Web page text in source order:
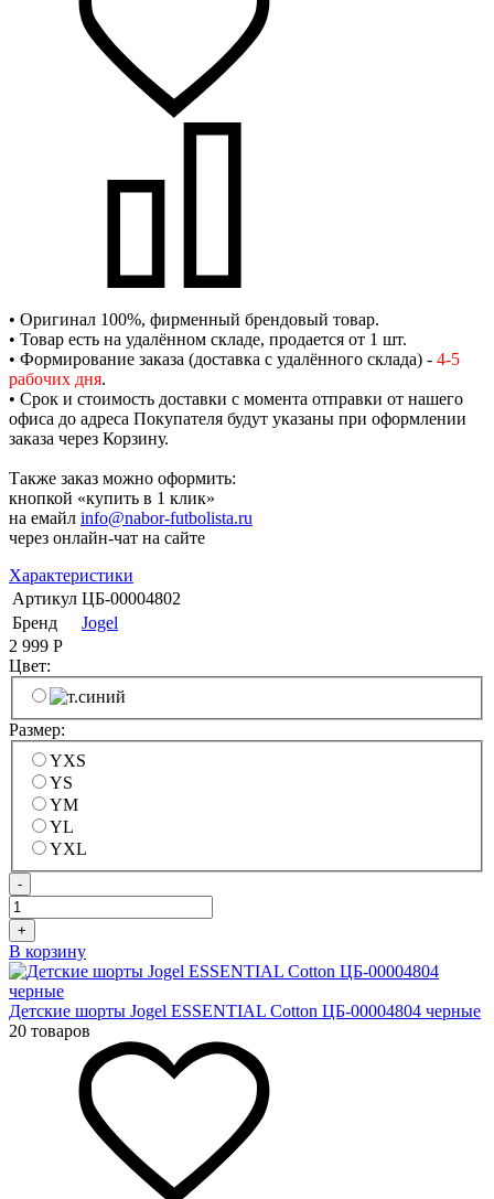
• Оригинал 100%, фирменный брендовый товар.
• Товар есть на удалённом складе, продается от 1 шт.
• Формирование заказа (доставка с удалённого склада) - 4-5
рабочих дня.
• Срок и стоимость доставки с момента отправки от нашего
офиса до адреса Покупателя будут указаны при оформлении
заказа через Корзину.
Также заказ можно оформить:
кнопкой «купить в 1 клик»
на емайл info@nabor-futbolista.ru
через онлайн-чат на сайте
Характеристики
Артикул ЦБ-00004802
Бренд
Jogel
2 999 Р
Цвет:
Размер:
YXS
YS
YM
YL
YXL
-
+
В корзину
Детские шорты Jogel ESSENTIAL Cotton ЦБ-00004804 черные
20 товаров